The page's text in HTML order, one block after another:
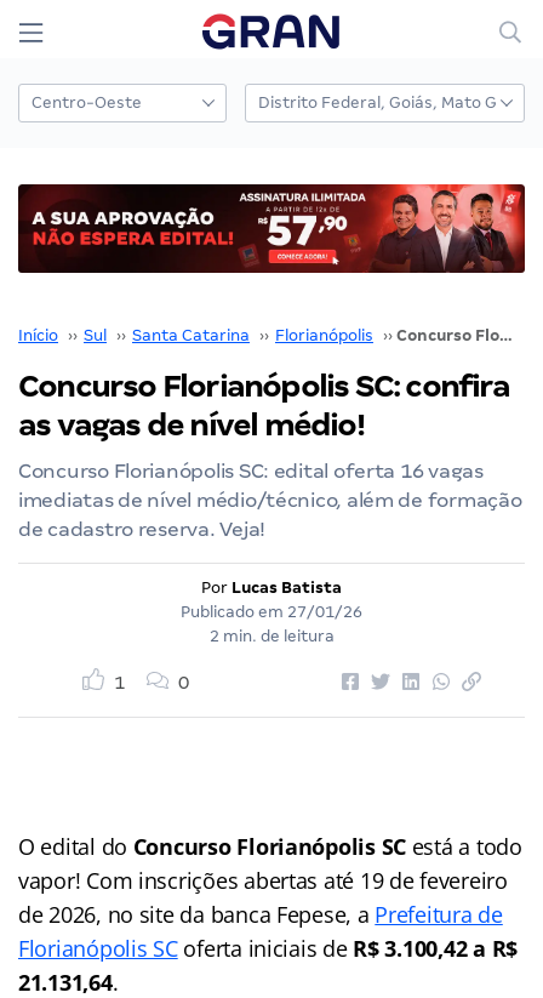
Início ›› Sul ›› Santa Catarina ›› Florianópolis ›› Concurso Florianópolis SC: confira as vagas de nível médio!
Concurso Florianópolis SC: confira
as vagas de nível médio!
Concurso Florianópolis SC: edital oferta 16 vagas
imediatas de nível médio/técnico, além de formação
de cadastro reserva. Veja!
Por Lucas Batista
Publicado em 27/01/26
2 min. de leitura
1 0
O edital do Concurso Florianópolis SC está a todo
vapor! Com inscrições abertas até 19 de fevereiro
de 2026, no site da banca Fepese, a Prefeitura de
Florianópolis SCoferta iniciais de R$ 3.100,42 a R$
21.131,64.